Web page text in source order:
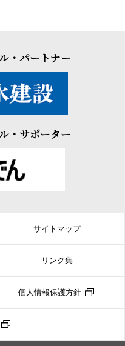
・パートナー
・サポーター
サイトマップ
リンク集
個人情報保護方針